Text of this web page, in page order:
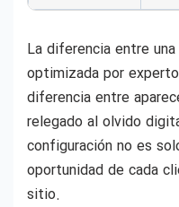
La diferencia entre
optimizada por
diferencia entre
relegado al olvido
configuración no es
oportunidad de cada
sitio.